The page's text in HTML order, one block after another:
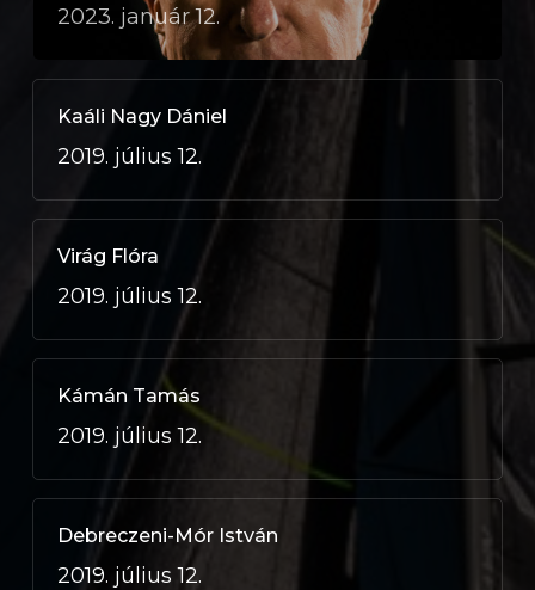
2023. január 12.
Kaáli Nagy Dániel
2019. július 12.
Virág Flóra
2019. július 12.
Kámán Tamás
2019. július 12.
Debreczeni-Mór István
2019. július 12.